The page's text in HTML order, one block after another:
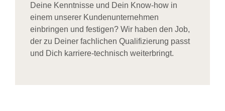
Deine Kenntnisse und Dein Know-how in
einem unserer Kundenunternehmen
einbringen und festigen? Wir haben den Job,
der zu Deiner fachlichen Qualifizierung passt
und Dich karriere-technisch weiterbringt.